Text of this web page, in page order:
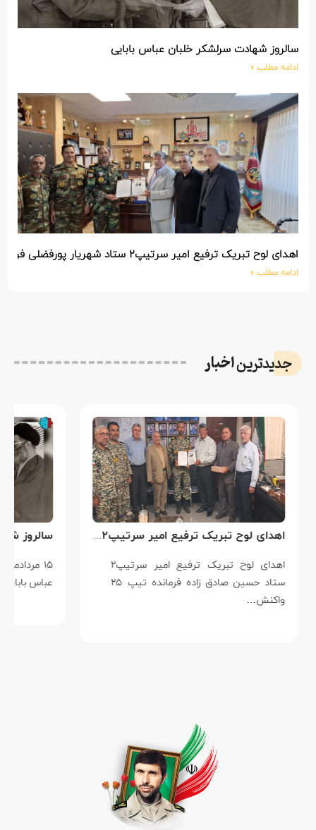
سالروز شهادت سرلشکر خلبان عباس بابایی
ادامه مطلب »
اهدای لوح تبریک ترفیع امیر سرتیپ۲ ستاد شهریار پورفضلی فرمانده تیپ ۳۶۴ شهید نصیرزاده نزاجا مستقر در مهاباد
ادامه مطلب »
جدیدتریناخبار
اهدای لوح تبریک ترفیع امیر سرتیپ۲ ستاد حسین صادق زاده فرمانده تیپ ۲۵ واکنش سریع شهید آبگون نزاجا مستقر در تبریز
اهدای لوح تبریک ترفیع امیر سرتیپ۲
ستاد حسین صادق زاده فرمانده تیپ ۲۵
واکنش…
۱۵
عباس بابایی